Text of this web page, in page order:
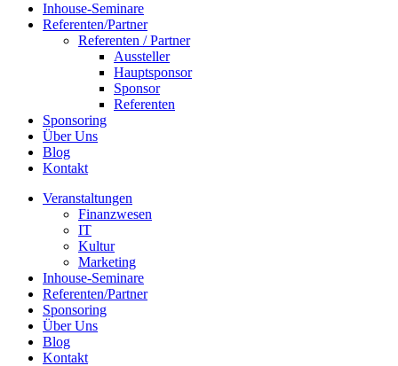
Inhouse-Seminare
Referenten/Partner
Referenten / Partner
Aussteller
Hauptsponsor
Sponsor
Referenten
Sponsoring
Über Uns
Blog
Kontakt
Veranstaltungen
Finanzwesen
IT
Kultur
Marketing
Inhouse-Seminare
Referenten/Partner
Sponsoring
Über Uns
Blog
Kontakt